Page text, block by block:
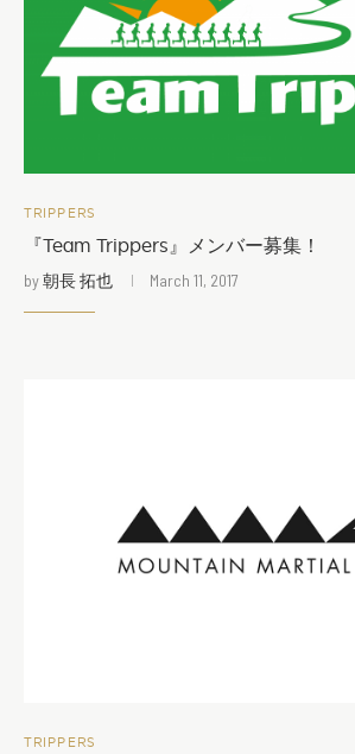
TRIPPERS
『Team Trippers』メンバー募集！
by朝長 拓也 March 11, 2017
TRIPPERS